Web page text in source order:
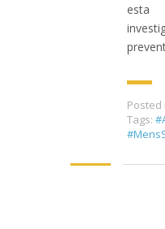
esta
Posted
Tags: